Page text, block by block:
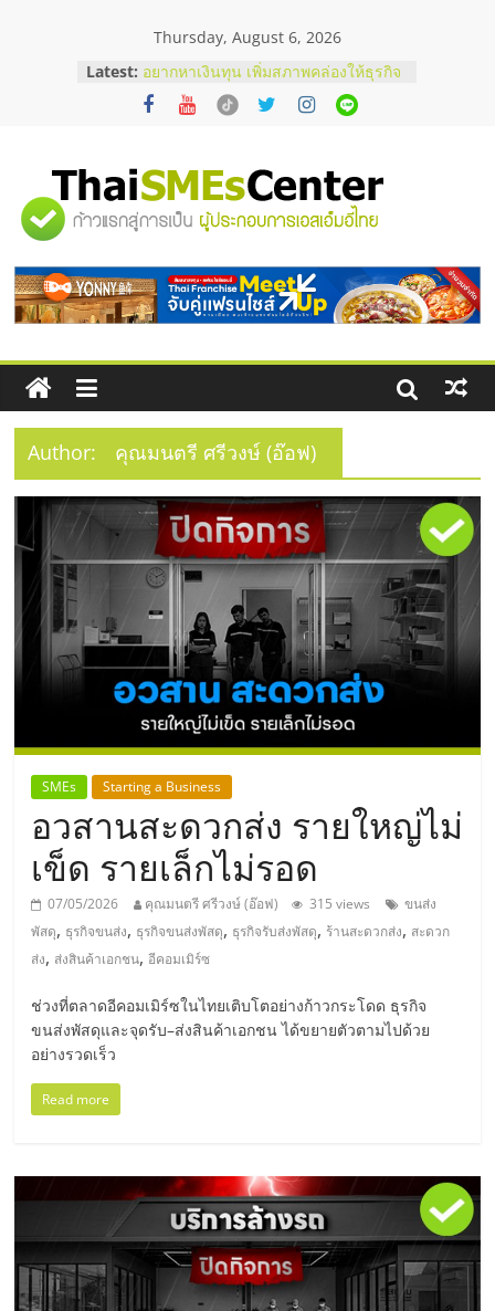
Thursday, August 6, 2026
Latest: บริษัท Cybersecurity ในไทยที่ไหนดี?
วิธีเลือกผู้ให้บริการให้คุ้มค่าและตอบ
โจทย์ธุรกิจ
สัมมนาออนไลน์ โอกาสบริหารสถานี
บริการน้ำมัน Shell
สัมมนาลงทุน แฟรนไชส์ยอนนี่
ไชส์ ครั้งที่ 8
ร้านเครื่องเสียงคุณภาพสูง พร้อม
โซลูชันระบบภาพและเสียง
"ศูนย์
รวม
ข้อมูล
ธุรกิจ
SME
แห่ง
ประเทศไทย,
ThaiSMEsCenter,
รวม
ธุรกิจ
เอ
ส
เอ็
มอี
ไทย,
SMEs,
แฟ
รน
Author: คุณมนตรี ศรีวงษ์ (อ๊อฟ)
SMEs Starting a Business
อวสานสะดวกส่ง รายใหญ่ไม่
เข็ด รายเล็กไม่รอด
07/05/2026 คุณมนตรี ศรีวงษ์ (อ๊อฟ) 315 views
ขนส่ง
พัสดุ, ธุรกิจขนส่ง, ธุรกิจขนส่งพัสดุ, ธุรกิจรับส่งพัสดุ, ร้านสะดวกส่ง, สะดวก
ส่ง, ส่งสินค้าเอกชน,อีคอมเมิร์ซ
ช่วงที่ตลาดอีคอมเมิร์ซในไทยเติบโตอย่างก้าวกระโดด ธุรกิจ
ขนส่งพัสดุและจุดรับ–ส่งสินค้าเอกชน ได้ขยายตัวตามไปด้วย
อย่างรวดเร็ว
Read more